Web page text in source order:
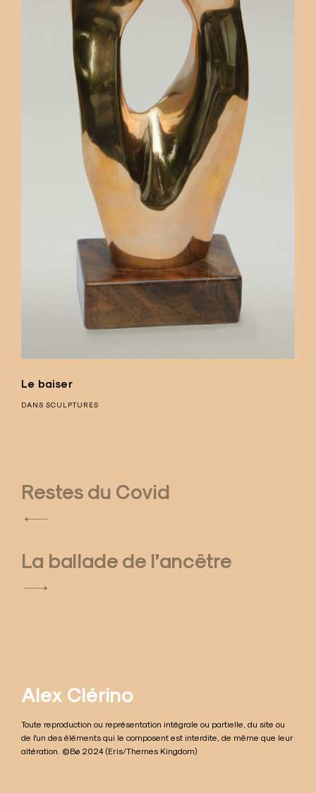
Le baiser
DANS SCULPTURES
N
a
v
t
i
o
Restes du Covid
La ballade de l’ancêtre
Alex Clérino
Toute reproduction ou représentation intégrale ou partielle, du site ou
de l'un des éléments qui le composent est interdite, de même que leur
altération. ©Bø 2024 (Eris/Themes Kingdom)